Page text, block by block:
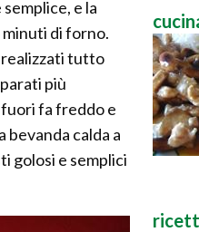
e la
di forno.
tutto
più
fa freddo e
bevanda calda a
golosi e semplici